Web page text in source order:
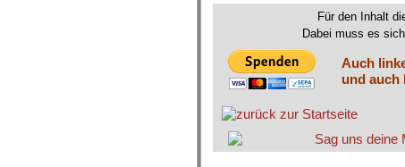
Für den Inhalt
Dabei muss es
Auch
und auch